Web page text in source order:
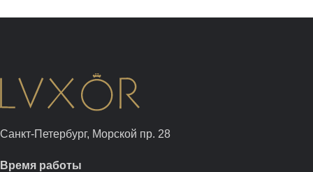
Санкт-Петербург, Морской пр. 28
Время работы